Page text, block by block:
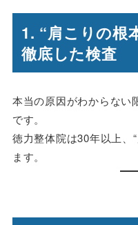
1. “肩こりの根
徹底した検査
本当の原因がわからない
です。
徳力整体院は30年以上、
ます。